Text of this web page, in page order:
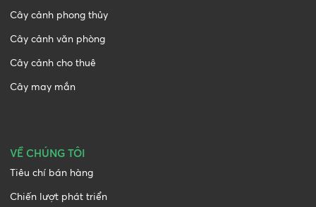
Cây cảnh phong thủy
Cây cảnh văn phòng
Cây cảnh cho thuê
Cây may mắn
VỀ CHÚNG TÔI
Tiêu chí bán hàng
Chiến lượt phát triển